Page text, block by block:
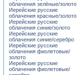
облачения зелёные/золото
Иерейские русские
облачения красные/золото
Иерейские русские
облачения синие/золото
Иерейские русские
облачения синие/серебро
Иерейские русские
облачения фиолетовые/
золото
Иерейские русские
облачения фиолетовые/